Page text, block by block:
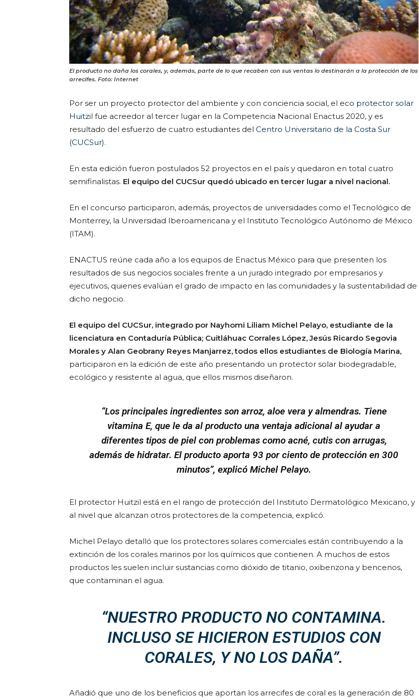
El producto no daña los corales, y, además, parte de lo que recaben con sus ventas lo destinarán a la protección de los
arrecifes. Foto: Internet
Por ser un proyecto protector del ambiente y con conciencia social, el eco protector solar
Huitzil fue acreedor al tercer lugar en la Competencia Nacional Enactus 2020, y es
resultado del esfuerzo de cuatro estudiantes del Centro Universitario de la Costa Sur
(CUCSur).
En esta edición fueron postulados 52 proyectos en el país y quedaron en total cuatro
semifinalistas. El equipo del CUCSur quedó ubicado en tercer lugar a nivel nacional.
En el concurso participaron, además, proyectos de universidades como el Tecnológico de
Monterrey, la Universidad Iberoamericana y el Instituto Tecnológico Autónomo de México
(ITAM).
ENACTUS reúne cada año a los equipos de Enactus México para que presenten los
resultados de sus negocios sociales frente a un jurado integrado por empresarios y
ejecutivos, quienes evalúan el grado de impacto en las comunidades y la sustentabilidad de
dicho negocio.
El equipo del CUCSur, integrado por Nayhomi Liliam Michel Pelayo, estudiante de la
licenciatura en Contaduría Pública; Cuitláhuac Corrales López, Jesús Ricardo Segovia
Morales y Alan Geobrany Reyes Manjarrez, todos ellos estudiantes de Biología Marina,
participaron en la edición de este año presentando un protector solar biodegradable,
ecológico y resistente al agua, que ellos mismos diseñaron.
“Los principales ingredientes son arroz, aloe vera y almendras. Tiene
vitamina E, que le da al producto una ventaja adicional al ayudar a
diferentes tipos de piel con problemas como acné, cutis con arrugas,
además de hidratar. El producto aporta 93 por ciento de protección en 300
minutos”, explicó Michel Pelayo.
El protector Huitzil está en el rango de protección del Instituto Dermatológico Mexicano, y
al nivel que alcanzan otros protectores de la competencia, explicó.
Michel Pelayo detalló que los protectores solares comerciales están contribuyendo a la
extinción de los corales marinos por los químicos que contienen. A muchos de estos
productos les suelen incluir sustancias como dióxido de titanio, oxibenzona y bencenos,
que contaminan el agua.
“NUESTRO PRODUCTO NO CONTAMINA.
INCLUSO SE HICIERON ESTUDIOS CON
CORALES, Y NO LOS DAÑA”.
Añadió que uno de los beneficios que aportan los arrecifes de coral es la generación de 80